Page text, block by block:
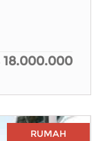
18.000.000
RUMAH